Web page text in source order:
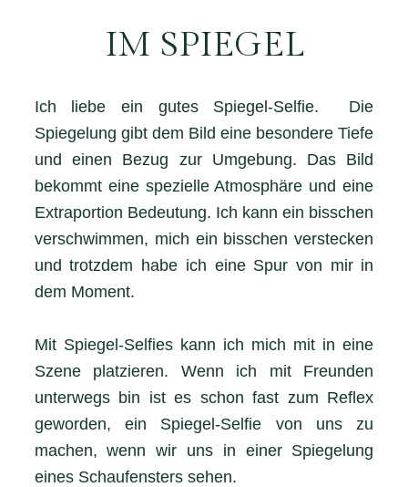
IM SPIEGEL
Ich liebe ein gutes Spiegel-Selfie. Die
Spiegelung gibt dem Bild eine besondere Tiefe
und einen Bezug zur Umgebung. Das Bild
bekommt eine spezielle Atmosphäre und eine
Extraportion Bedeutung. Ich kann ein bisschen
verschwimmen, mich ein bisschen verstecken
und trotzdem habe ich eine Spur von mir in
dem Moment.
Mit Spiegel-Selfies kann ich mich mit in eine
Szene platzieren. Wenn ich mit Freunden
unterwegs bin ist es schon fast zum Reflex
geworden, ein Spiegel-Selfie von uns zu
machen, wenn wir uns in einer Spiegelung
eines Schaufensters sehen.